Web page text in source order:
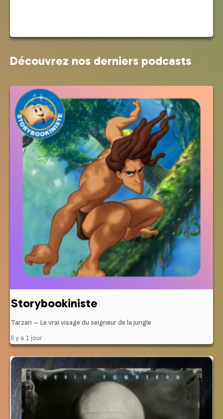
Découvrez nos derniers podcasts
Storybookiniste
Tarzan – Le vrai visage du seigneur de la jungle
Il y a 1 jour